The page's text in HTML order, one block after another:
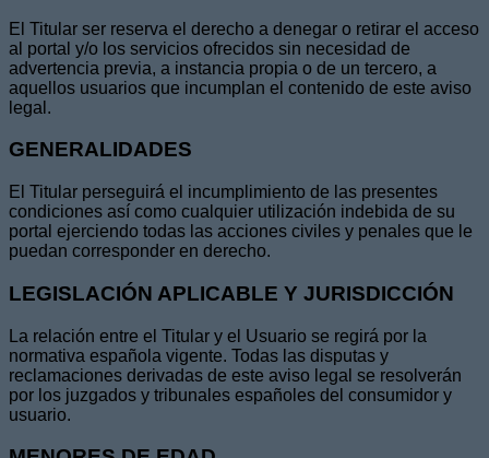
El Titular ser reserva el derecho a denegar o retirar el acceso
al portal y/o los servicios ofrecidos sin necesidad de
advertencia previa, a instancia propia o de un tercero, a
aquellos usuarios que incumplan el contenido de este aviso
legal.
GENERALIDADES
El Titular perseguirá el incumplimiento de las presentes
condiciones así como cualquier utilización indebida de su
portal ejerciendo todas las acciones civiles y penales que le
puedan corresponder en derecho.
LEGISLACIÓN APLICABLE Y JURISDICCIÓN
La relación entre el Titular y el Usuario se regirá por la
normativa española vigente. Todas las disputas y
reclamaciones derivadas de este aviso legal se resolverán
por los juzgados y tribunales españoles del consumidor y
usuario.